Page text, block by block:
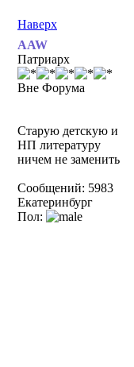
Наверх
AAW
Патриарх
Вне Форума
Старую детскую и
НП литературу
ничем не заменить
Сообщений: 5983
Екатеринбург
Пол: